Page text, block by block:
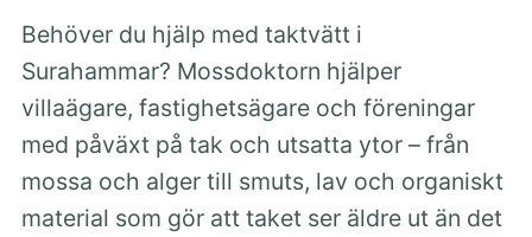
Behöver du hjälp med taktvätt i
Surahammar? Mossdoktorn hjälper
villaägare, fastighetsägare och föreningar
med påväxt på tak och utsatta ytor – från
mossa och alger till smuts, lav och organiskt
material som gör att taket ser äldre ut än det